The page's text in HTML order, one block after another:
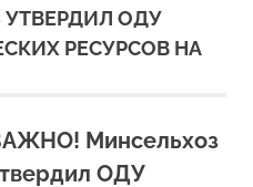
ОДУ
РЕСУРСОВ НА
Минсельхоз
ОДУ